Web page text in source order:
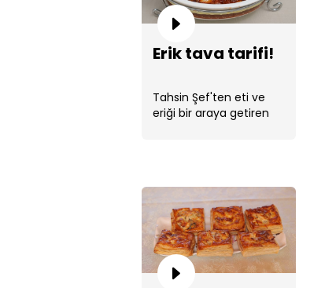
Erik tava tarifi!
Tahsin Şef'ten eti ve
eriği bir araya getiren